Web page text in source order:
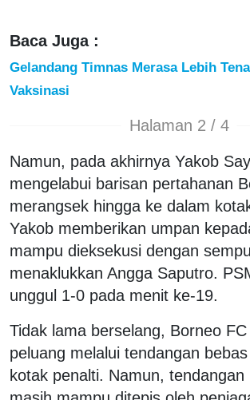
Baca Juga :
Gelandang Timnas Merasa Lebih
Vaksinasi
Halaman 2 / 4
Namun, pada akhirnya Yakob
mengelabui barisan pertahanan
merangsek hingga ke dalam
Yakob memberikan umpan
mampu dieksekusi dengan
menaklukkan Angga Saputro.
unggul 1-0 pada menit ke-19.
Tidak lama berselang, Borneo
peluang melalui tendangan
kotak penalti. Namun,